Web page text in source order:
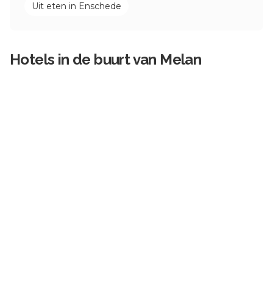
Uit eten in Enschede
Hotels in de buurt van Melan